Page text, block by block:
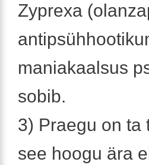
Zyprexa
maniakaalsus
sobib.
3) Praegu on ta
see hoogu ära